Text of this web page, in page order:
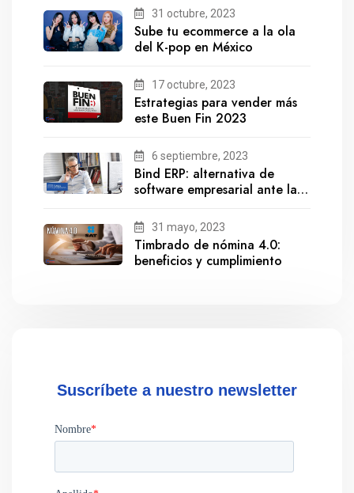
31 octubre, 2023
Sube tu ecommerce a la ola
del K-pop en México
17 octubre, 2023
Estrategias para vender más
este Buen Fin 2023
6 septiembre, 2023
Bind ERP: alternativa de
software empresarial ante la
31 mayo, 2023
Timbrado de nómina 4.0:
beneficios y cumplimiento
Suscríbete a nuestro newsletter